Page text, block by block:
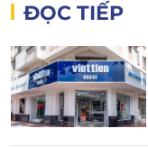
ĐỌC TIẾP